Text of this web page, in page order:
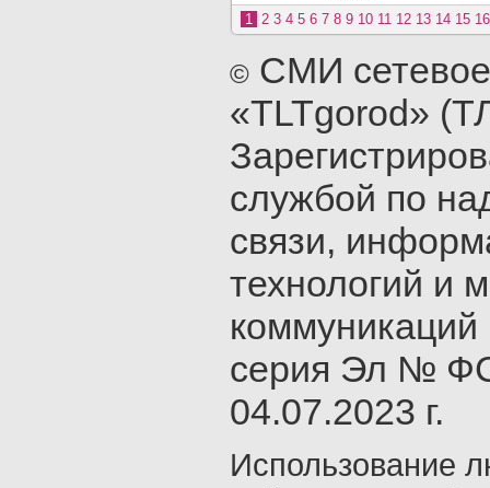
1 2 3 4 5 6 7 8 9 10 11 12 13 14 15 16
© СМИ
«TLTgorod»
службой по
связи,
технологий и
серия Эл №
04.07.2023 г.
Использование